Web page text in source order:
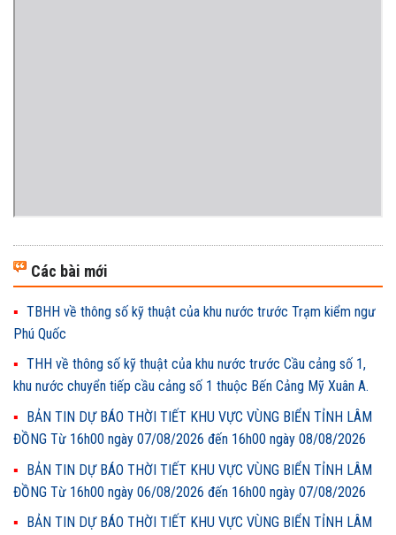
Các bài mới
TBHH về thông số kỹ thuật của khu nước trước Trạm kiểm ngư
Phú Quốc
THH về thông số kỹ thuật của khu nước trước Cầu cảng số 1,
khu nước chuyển tiếp cầu cảng số 1 thuộc Bến Cảng Mỹ Xuân A.
BẢN TIN DỰ BÁO THỜI TIẾT KHU VỰC VÙNG BIỂN TỈNH LÂM
ĐỒNG Từ 16h00 ngày 07/08/2026 đến 16h00 ngày 08/08/2026
BẢN TIN DỰ BÁO THỜI TIẾT KHU VỰC VÙNG BIỂN TỈNH LÂM
ĐỒNG Từ 16h00 ngày 06/08/2026 đến 16h00 ngày 07/08/2026
BẢN TIN DỰ BÁO THỜI TIẾT KHU VỰC VÙNG BIỂN TỈNH LÂM